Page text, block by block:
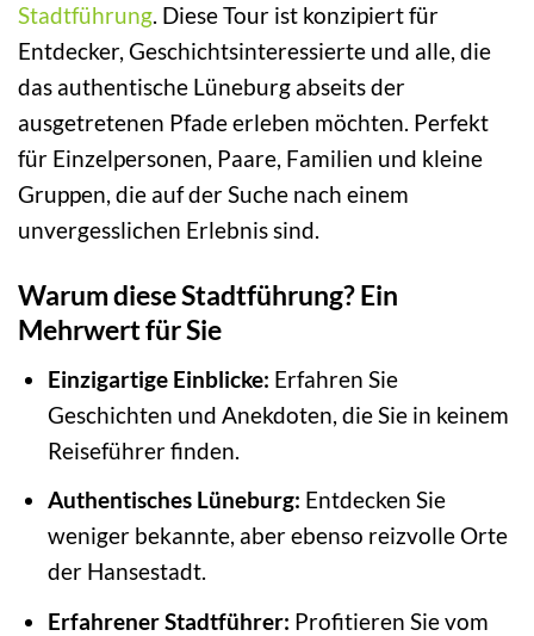
Stadtführung. Diese Tour ist konzipiert für
Entdecker, Geschichtsinteressierte und alle, die
das authentische Lüneburg abseits der
ausgetretenen Pfade erleben möchten. Perfekt
für Einzelpersonen, Paare, Familien und kleine
Gruppen, die auf der Suche nach einem
unvergesslichen Erlebnis sind.
Warum diese Stadtführung? Ein
Mehrwert für Sie
Einzigartige Einblicke: Erfahren Sie
Geschichten und Anekdoten, die Sie in keinem
Reiseführer finden.
Authentisches Lüneburg: Entdecken Sie
weniger bekannte, aber ebenso reizvolle Orte
der Hansestadt.
Erfahrener Stadtführer: Profitieren Sie vom